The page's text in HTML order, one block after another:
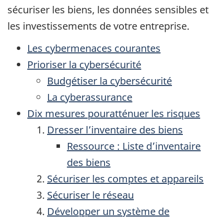
sécuriser les biens, les données sensibles et
les investissements de votre entreprise.
Les cybermenaces courantes
Prioriser la cybersécurité
Budgétiser la cybersécurité
La cyberassurance
Dix mesures pouratténuer les risques
Dresser l’inventaire des biens
Ressource : Liste d’inventaire
des biens
Sécuriser les comptes et appareils
Sécuriser le réseau
Développer un système de